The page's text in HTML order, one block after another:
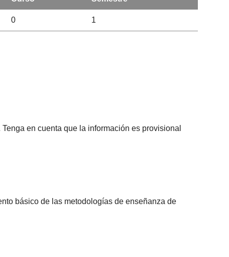
0 1
en cuenta que la información es provisional
básico de las metodologías de enseñanza de